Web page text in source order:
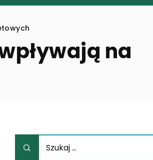
na